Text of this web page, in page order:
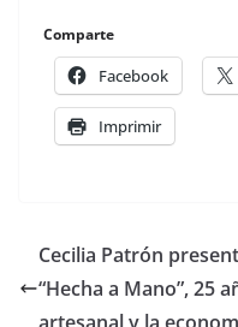
Comparte
Facebook
Imprimir
Cecilia Patrón
“Hecha a Mano”, 25